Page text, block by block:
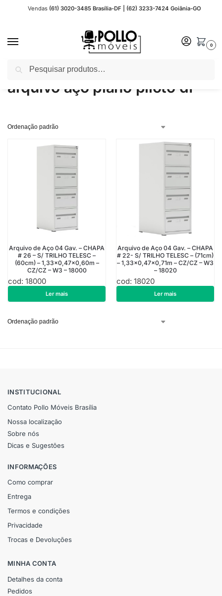
Vendas (61) 3020-3485 Brasília-DF | (62) 3233-7424 Goiânia-GO
0
Início Produtos marcados com a tag “arquivo aço plano piloto df”
arquivo aço plano piloto df
Arquivo de Aço 04 Gav. – CHAPA
# 26 – S/ TRILHO TELESC –
(60cm) – 1,33×0,47×0,60m –
CZ/CZ – W3 – 18000
cod: 18000
R$913,50
Ler mais
Arquivo de Aço 04 Gav. – CHAPA
# 22- S/ TRILHO TELESC – (71cm)
– 1,33×0,47×0,71m – CZ/CZ – W3
– 18020
cod: 18020
1.178,10
Ler mais
INSTITUCIONAL
Contato Pollo Móveis Brasília
Nossa localização
Sobre nós
Dicas e Sugestões
INFORMAÇÕES
Como comprar
Entrega
Termos e condições
Privacidade
Trocas e Devoluções
MINHA CONTA
Detalhes da conta
Pedidos